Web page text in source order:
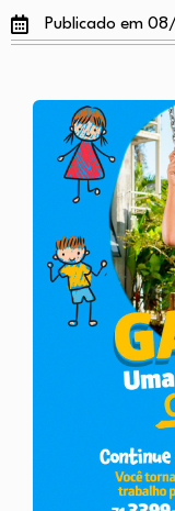
Publicado em